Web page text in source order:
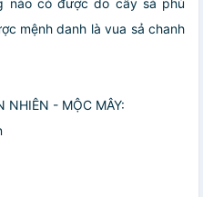
mệnh danh là vua sả chanh
NHIÊN - MỘC MÂY: